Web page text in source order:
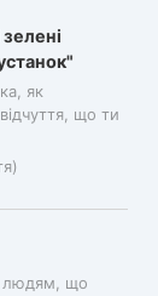
як
що ти
людям, що